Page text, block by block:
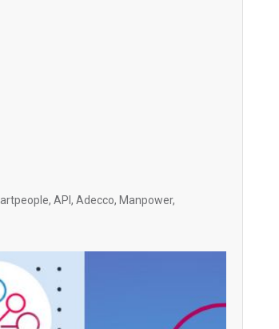
API, Adecco, Manpower,